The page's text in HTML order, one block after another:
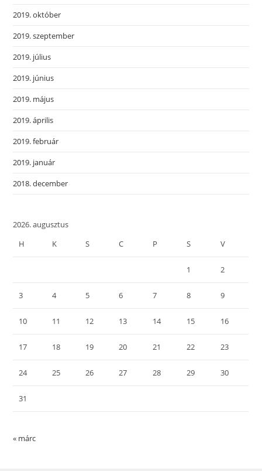
2019. október
2019. szeptember
2019. július
2019. június
2019. május
2019. április
2019. február
2019. január
2018. december
2026. augusztus
H
K S C P S V
1 2
3 4 5 6 7 8 9
10 11 12 13 14 15 16
17 18 19 20 21 22 23
24 25 26 27 28 29 30
31
« márc